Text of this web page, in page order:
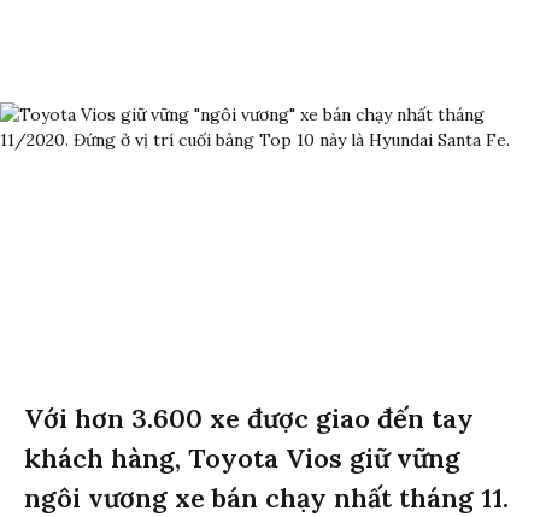
Với hơn 3.600 xe được giao đến tay
khách hàng, Toyota Vios giữ vững
ngôi vương xe bán chạy nhất tháng 11.